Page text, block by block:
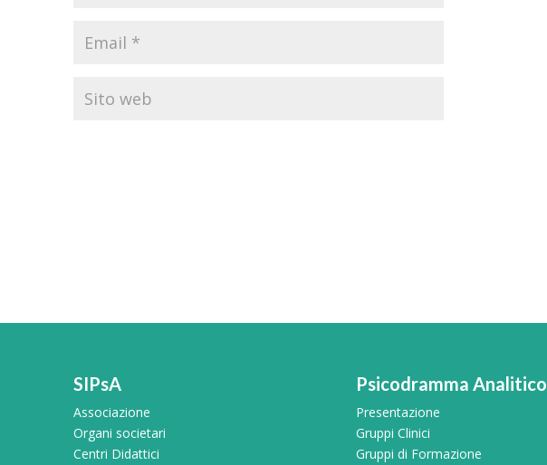
SIPsA
Associazione
Organi societari
Centri Didattici
Psicodramma Analitico
Presentazione
Gruppi Clinici
Gruppi di Formazione